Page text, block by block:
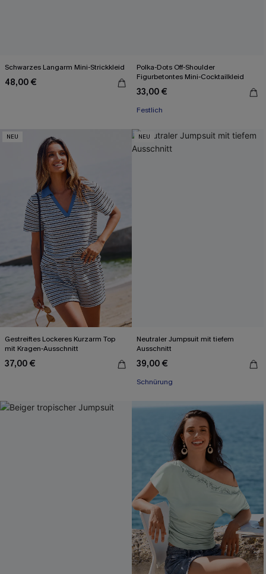
Schwarzes Langarm Mini-Strickkleid
48,00 €
Polka-Dots Off-Shoulder
Figurbetontes Mini-Cocktailkleid
33,00 €
Festlich
NEU
Gestreiftes Lockeres Kurzarm Top
mit Kragen-Ausschnitt
37,00 €
NEU
Neutraler Jumpsuit mit tiefem
Ausschnitt
39,00 €
Schnürung